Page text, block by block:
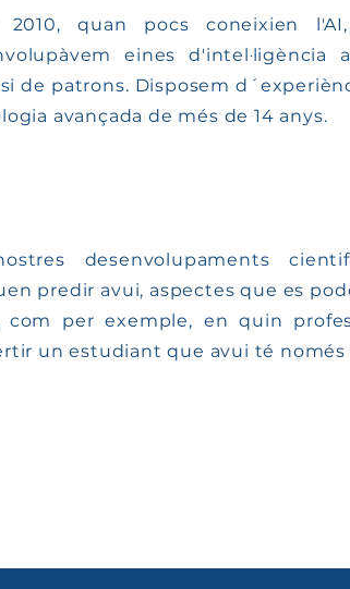
2010, quan pocs coneixien
eines d'intel·ligència
de patrons. Disposem
avançada de més de 14 anys.
desenvolupaments
predir avui, aspectes que es
com per exemple, en quin
un estudiant que avui té només